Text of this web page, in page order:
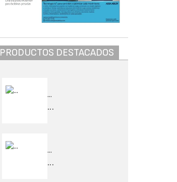
PRODUCTOS DESTACADOS
...
...
...
...